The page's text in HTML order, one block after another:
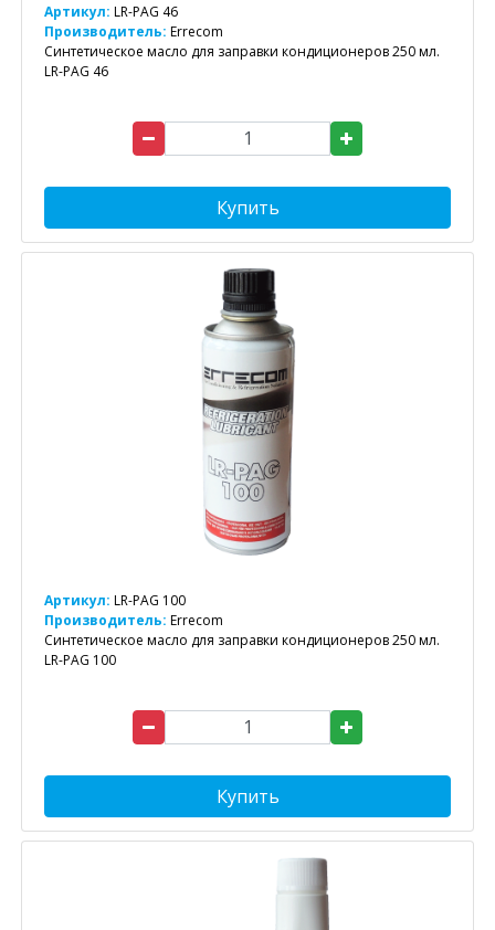
Артикул: LR-PAG 46
Производитель: Errecom
Синтетическое масло для заправки кондиционеров 250 мл.
LR-PAG 46
Купить
Артикул: LR-PAG 100
Производитель: Errecom
Синтетическое масло для заправки кондиционеров 250 мл.
LR-PAG 100
Купить